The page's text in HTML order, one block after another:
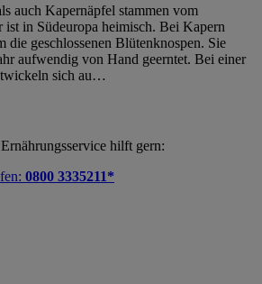
auch Kapernäpfel stammen vom
ist in Südeuropa heimisch. Bei Kapern
die geschlossenen Blütenknospen. Sie
aufwendig von Hand geerntet. Bei einer
sich au…
hilft gern:
0800 3335211*